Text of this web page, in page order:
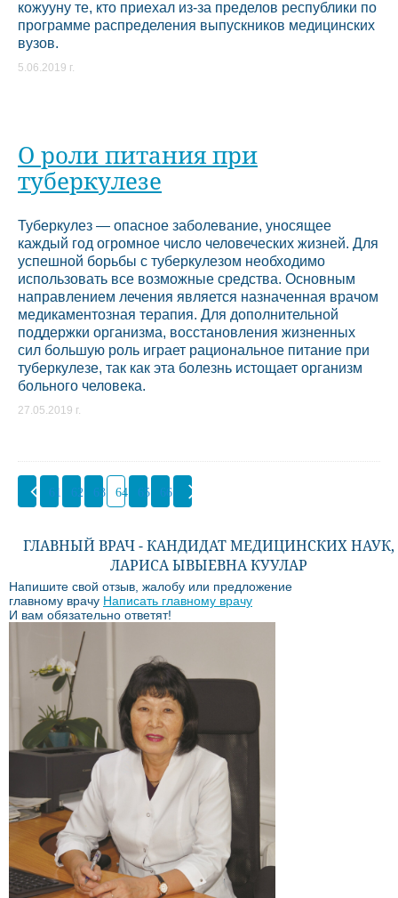
кожууну те, кто приехал из-за пределов республики по
программе распределения выпускников медицинских
вузов.
5.06.2019 г.
О роли питания при
туберкулезе
Туберкулез — опасное заболевание, уносящее
каждый год огромное число человеческих жизней. Для
успешной борьбы с туберкулезом необходимо
использовать все возможные средства. Основным
направлением лечения является назначенная врачом
медикаментозная терапия. Для дополнительной
поддержки организма, восстановления жизненных
сил большую роль играет рациональное питание при
туберкулезе, так как эта болезнь истощает организм
больного человека.
27.05.2019 г.
61 62 63 64 65 66
ГЛАВНЫЙ ВРАЧ - КАНДИДАТ МЕДИЦИНСКИХ НАУК,
ЛАРИСА ЫВЫЕВНА КУУЛАР
Напишите свой отзыв, жалобу или предложение
главному врачу Написать главному врачу
И вам обязательно ответят!